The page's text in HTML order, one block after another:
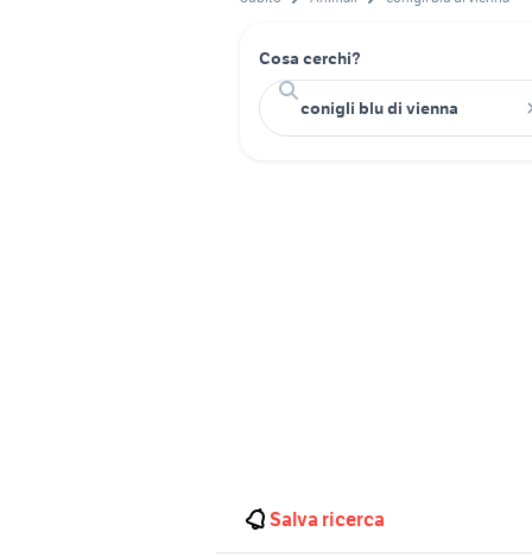
Cosa cerchi?
Salva ricerca